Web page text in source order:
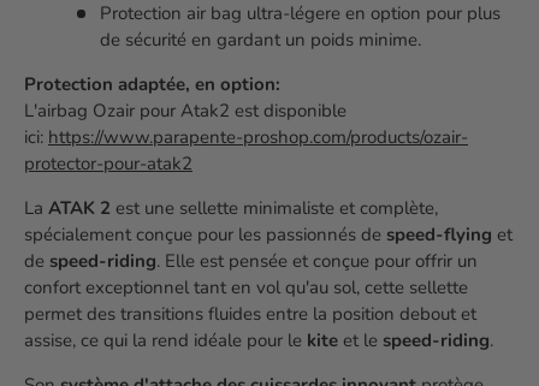
Protection air bag ultra-légere en option pour plus
de sécurité en gardant un poids minime.
Protection adaptée, en option:
L'airbag Ozair pour Atak2 est disponible
ici: https://www.parapente-proshop.com/products/ozair-
protector-pour-atak2
La ATAK 2 est une sellette minimaliste et complète,
spécialement conçue pour les passionnés de speed-flying et
de speed-riding. Elle est pensée et conçue pour offrir un
confort exceptionnel tant en vol qu'au sol, cette sellette
permet des transitions fluides entre la position debout et
assise, ce qui la rend idéale pour le kite et le speed-riding.